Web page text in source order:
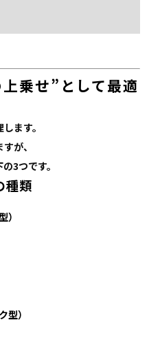
乗せ”として最適
ます。
が、
3つです。
種類
）